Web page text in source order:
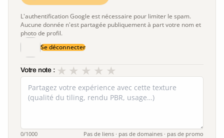
L'authentification Google est nécessaire pour limiter le spam.
Aucune donnée n'est partagée publiquement à part votre nom et
photo de profil.
Se déconnecter
Votre note : ★
★
★
★
★
0/1000 Pas de liens · pas de domaines · pas de promo